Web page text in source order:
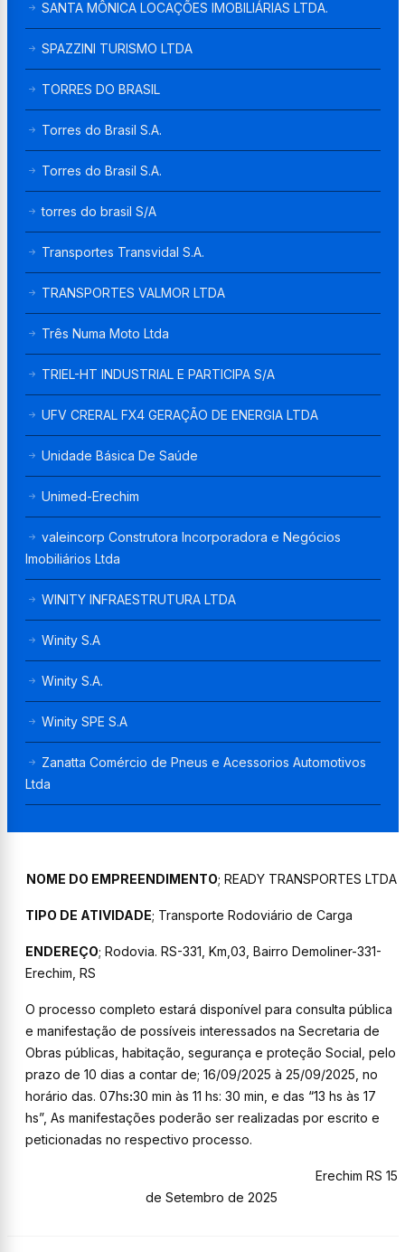
SANTA MÔNICA LOCAÇÕES IMOBILIÁRIAS LTDA.
SPAZZINI TURISMO LTDA
TORRES DO BRASIL
Torres do Brasil S.A.
Torres do Brasil S.A.
torres do brasil S/A
Transportes Transvidal S.A.
TRANSPORTES VALMOR LTDA
Três Numa Moto Ltda
TRIEL-HT INDUSTRIAL E PARTICIPA S/A
UFV CRERAL FX4 GERAÇÃO DE ENERGIA LTDA
Unidade Básica De Saúde
Unimed-Erechim
valeincorp Construtora Incorporadora e Negócios
Imobiliários Ltda
WINITY INFRAESTRUTURA LTDA
Winity S.A
Winity S.A.
Winity SPE S.A
Zanatta Comércio de Pneus e Acessorios Automotivos
Ltda
NOME DO EMPREENDIMENTO; READY TRANSPORTES LTDA
TIPO DE ATIVIDADE; Transporte Rodoviário de Carga
ENDEREÇO; Rodovia. RS-331, Km,03, Bairro Demoliner-331-
Erechim, RS
O processo completo estará disponível para consulta pública
e manifestação de possíveis interessados na Secretaria de
Obras públicas, habitação, segurança e proteção Social, pelo
prazo de 10 dias a contar de; 16/09/2025 à 25/09/2025, no
horário das. 07hs:30 min às 11 hs: 30 min, e das “13 hs às 17
hs”, As manifestações poderão ser realizadas por escrito e
peticionadas no respectivo processo.
Erechim RS 15
de Setembro de 2025